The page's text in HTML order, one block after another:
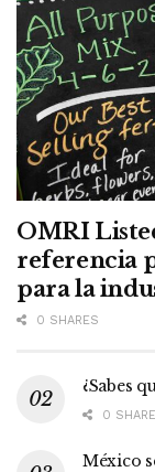
OMRI
referencia
para la
0 SHARES
¿Sabes
0
México